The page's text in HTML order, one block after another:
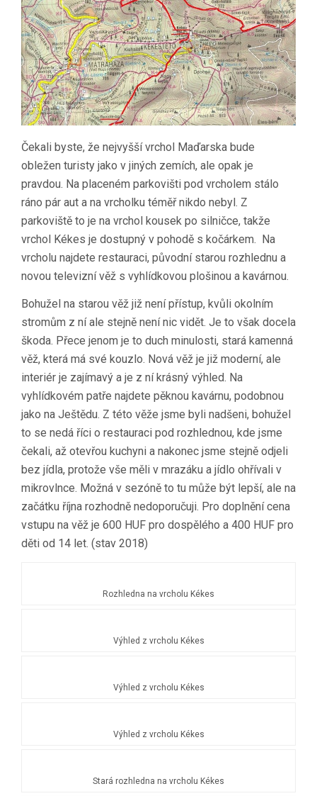
Čekali byste, že nejvyšší vrchol Maďarska bude
obležen turisty jako v jiných zemích, ale opak je
pravdou. Na placeném parkovišti pod vrcholem stálo
ráno pár aut a na vrcholku téměř nikdo nebyl. Z
parkoviště to je na vrchol kousek po silničce, takže
vrchol Kékes je dostupný v pohodě s kočárkem. Na
vrcholu najdete restauraci, původní starou rozhlednu a
novou televizní věž s vyhlídkovou plošinou a kavárnou.
Bohužel na starou věž již není přístup, kvůli okolním
stromům z ní ale stejně není nic vidět. Je to však docela
škoda. Přece jenom je to duch minulosti, stará kamenná
věž, která má své kouzlo. Nová věž je již moderní, ale
interiér je zajímavý a je z ní krásný výhled. Na
vyhlídkovém patře najdete pěknou kavárnu, podobnou
jako na Ještědu. Z této věže jsme byli nadšeni, bohužel
to se nedá říci o restauraci pod rozhlednou, kde jsme
čekali, až otevřou kuchyni a nakonec jsme stejně odjeli
bez jídla, protože vše měli v mrazáku a jídlo ohřívali v
mikrovlnce. Možná v sezóně to tu může být lepší, ale na
začátku října rozhodně nedoporučuji. Pro doplnění cena
vstupu na věž je 600 HUF pro dospělého a 400 HUF pro
děti od 14 let. (stav 2018)
Rozhledna na vrcholu Kékes
Výhled z vrcholu Kékes
Výhled z vrcholu Kékes
Výhled z vrcholu Kékes
Stará rozhledna na vrcholu Kékes